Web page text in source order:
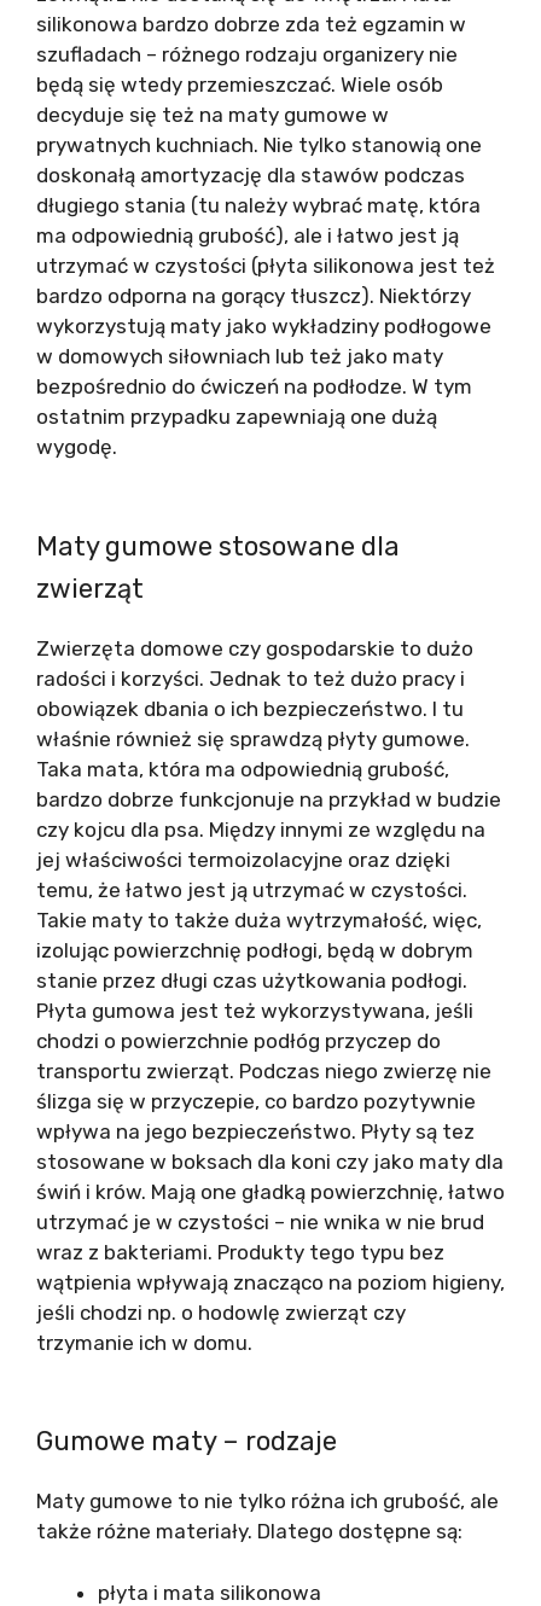
silikonowa bardzo dobrze zda też egzamin w
szufladach – różnego rodzaju organizery nie
będą się wtedy przemieszczać. Wiele osób
decyduje się też na maty gumowe w
prywatnych kuchniach. Nie tylko stanowią one
doskonałą amortyzację dla stawów podczas
długiego stania (tu należy wybrać matę, która
ma odpowiednią grubość), ale i łatwo jest ją
utrzymać w czystości (płyta silikonowa jest też
bardzo odporna na gorący tłuszcz). Niektórzy
wykorzystują maty jako wykładziny podłogowe
w domowych siłowniach lub też jako maty
bezpośrednio do ćwiczeń na podłodze. W tym
ostatnim przypadku zapewniają one dużą
wygodę.
Maty gumowe stosowane dla
zwierząt
Zwierzęta domowe czy gospodarskie to dużo
radości i korzyści. Jednak to też dużo pracy i
obowiązek dbania o ich bezpieczeństwo. I tu
właśnie również się sprawdzą płyty gumowe.
Taka mata, która ma odpowiednią grubość,
bardzo dobrze funkcjonuje na przykład w budzie
czy kojcu dla psa. Między innymi ze względu na
jej właściwości termoizolacyjne oraz dzięki
temu, że łatwo jest ją utrzymać w czystości.
Takie maty to także duża wytrzymałość, więc,
izolując powierzchnię podłogi, będą w dobrym
stanie przez długi czas użytkowania podłogi.
Płyta gumowa jest też wykorzystywana, jeśli
chodzi o powierzchnie podłóg przyczep do
transportu zwierząt. Podczas niego zwierzę nie
ślizga się w przyczepie, co bardzo pozytywnie
wpływa na jego bezpieczeństwo. Płyty są tez
stosowane w boksach dla koni czy jako maty dla
świń i krów. Mają one gładką powierzchnię, łatwo
utrzymać je w czystości – nie wnika w nie brud
wraz z bakteriami. Produkty tego typu bez
wątpienia wpływają znacząco na poziom higieny,
jeśli chodzi np. o hodowlę zwierząt czy
trzymanie ich w domu.
Gumowe maty – rodzaje
Maty gumowe to nie tylko różna ich grubość, ale
także różne materiały. Dlatego dostępne są:
płyta i mata silikonowa